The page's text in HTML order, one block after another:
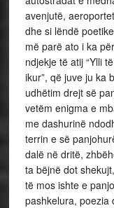
avenjutë,
dhe si lëndë
më parë ato i ka
ndjekje të atij “Ylli të
ikur”, që juve ju ka
udhëtim drejt së
vetëm enigma e
me dashurinë
terrin e së
dalë në dritë,
ta bëjnë dot
të mos ishte e
pashkelura, poezia